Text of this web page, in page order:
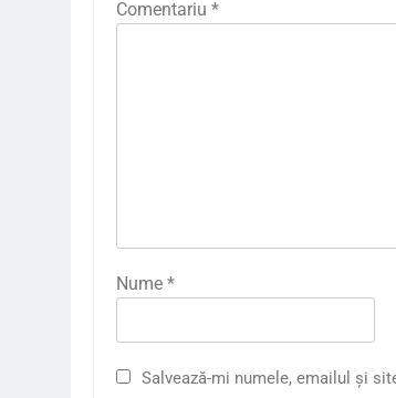
Comentariu *
Nume *
Salvează-mi numele, emailul și